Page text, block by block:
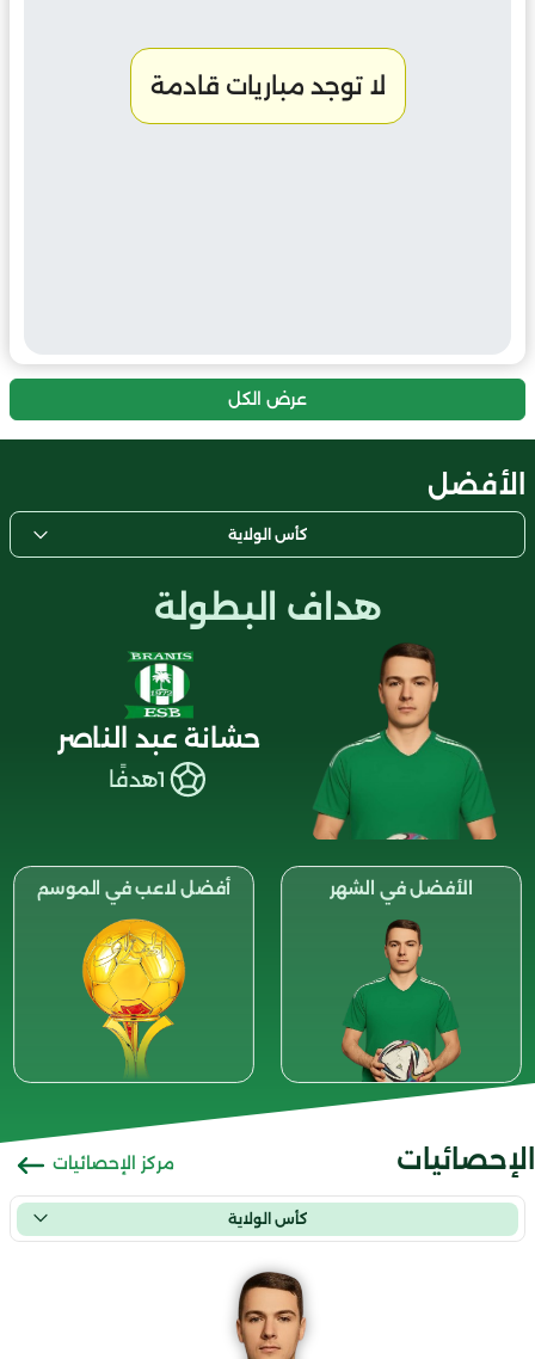
لا توجد مباريات قادمة
عرض الكل
الأفضل
كأس الولاية
هداف البطولة
حشانة عبد الناصر
1هدفًا
الأفضل في الشهر أفضل لاعب في الموسم
الإحصائيات مركز الإحصائيات
كأس الولاية